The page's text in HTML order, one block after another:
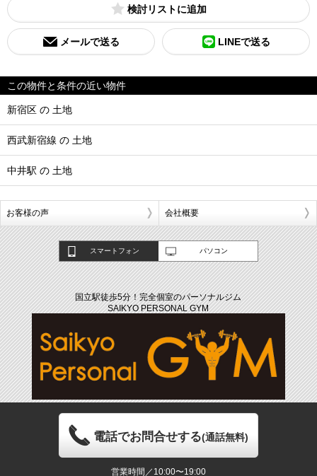
検討リスト
メールで送る LINEで送る
この物件と条件の近い物件
新宿区 の 土地
西武新宿線 の 土地
中井駅 の 土地
お客様の声 会社概要
スマートフォン パソコン
国立駅徒歩5分！完全個室のパーソナルジム
SAIKYO PERSONAL GYM
電話でお問合せする(通話無料)
営業時間／10:00〜19:00